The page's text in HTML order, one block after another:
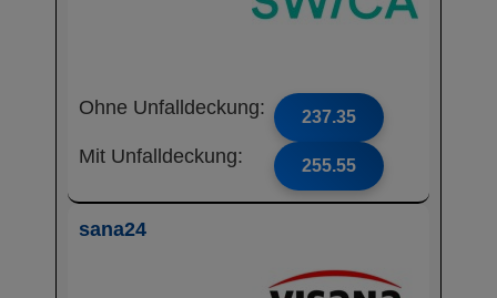
Ohne Unfalldeckung: 237.35
Mit Unfalldeckung: 255.55
sana24